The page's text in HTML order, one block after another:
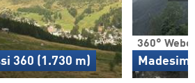
360 (1.730 m)
360°